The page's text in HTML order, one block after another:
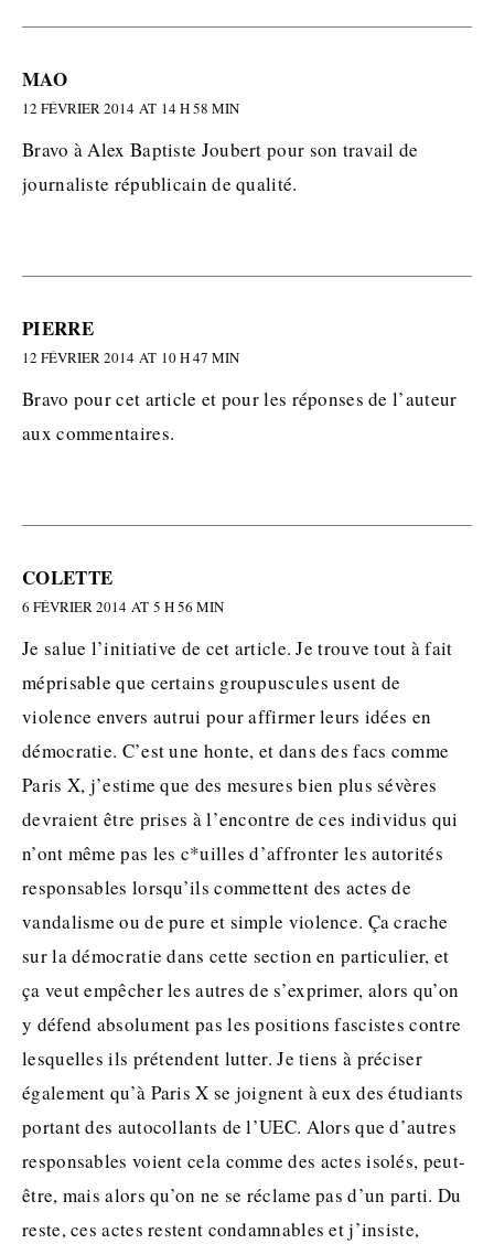
MAO
12 FÉVRIER 2014 AT 14 H 58 MIN
Bravo à Alex Baptiste Joubert pour son travail de
journaliste républicain de qualité.
PIERRE
12 FÉVRIER 2014 AT 10 H 47 MIN
Bravo pour cet article et pour les réponses de l’auteur
aux commentaires.
COLETTE
6 FÉVRIER 2014 AT 5 H 56 MIN
Je salue l’initiative de cet article. Je trouve tout à fait
méprisable que certains groupuscules usent de
violence envers autrui pour affirmer leurs idées en
démocratie. C’est une honte, et dans des facs comme
Paris X, j’estime que des mesures bien plus sévères
devraient être prises à l’encontre de ces individus qui
n’ont même pas les c*uilles d’affronter les autorités
responsables lorsqu’ils commettent des actes de
vandalisme ou de pure et simple violence. Ça crache
sur la démocratie dans cette section en particulier, et
ça veut empêcher les autres de s’exprimer, alors qu’on
y défend absolument pas les positions fascistes contre
lesquelles ils prétendent lutter. Je tiens à préciser
également qu’à Paris X se joignent à eux des étudiants
portant des autocollants de l’UEC. Alors que d’autres
responsables voient cela comme des actes isolés, peut-
être, mais alors qu’on ne se réclame pas d’un parti. Du
reste, ces actes restent condamnables et j’insiste,